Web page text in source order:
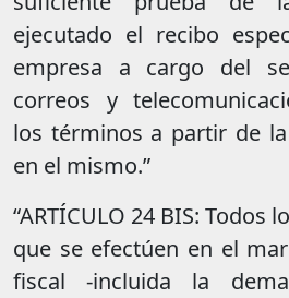
ejecutado el recibo
empresa a cargo del
correos y
los términos a partir de
en el mismo.”
“ARTÍCULO 24 BIS: Todos
que se efectúen en el
fiscal -incluida la